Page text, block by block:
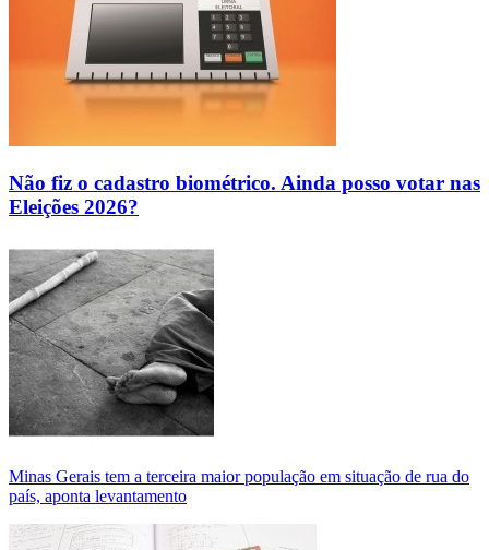
Não fiz o cadastro biométrico. Ainda posso votar nas
Eleições 2026?
Minas Gerais tem a terceira maior população em situação de rua do
país, aponta levantamento